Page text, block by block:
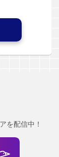
を配信中！